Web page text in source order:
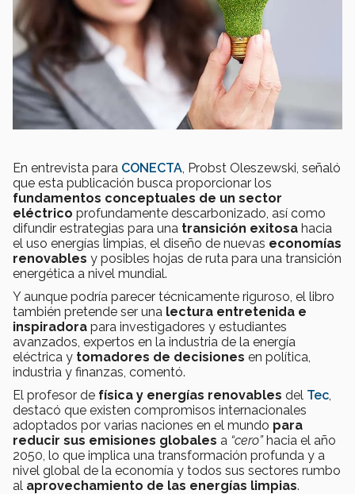
En entrevista para CONECTA , Probst Oleszewski, señaló
que esta publicación busca proporcionar los
fundamentos conceptuales de un sector
eléctrico profundamente descarbonizado, así como
difundir estrategias para una transición exitosa hacia
el uso energías limpias, el diseño de nuevas economías
renovables y posibles hojas de ruta para una transición
energética a nivel mundial.
Y aunque podría parecer técnicamente riguroso, el libro
también pretende ser una lectura entretenida e
inspiradora para investigadores y estudiantes
avanzados, expertos en la industria de la energía
eléctrica y tomadores de decisiones en política,
industria y finanzas, comentó.
El profesor de física y energías renovables del Tec
destacó que existen compromisos internacionales
adoptados por varias naciones en el mundo para
reducir sus emisiones globales a “cero”hacia el año
2050, lo que implica una transformación profunda y a
nivel global de la economía y todos sus sectores rumbo
al aprovechamiento de las energías limpias.